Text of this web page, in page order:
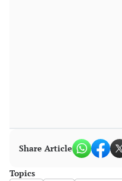
Share Article
Topics